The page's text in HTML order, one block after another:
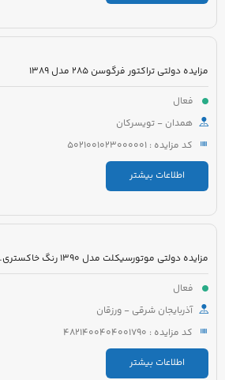
مزایده دولتی تراکتور فرگوسن 285 مدل 1389
فعال
همدان - تویسرکان
کد مزایده : 5021001023000001
اطلاعات بیشتر
مزایده دولتی
فعال
آذربایجان شرقی - ورزقان
کد مزایده : 4821400404001790
اطلاعات بیشتر